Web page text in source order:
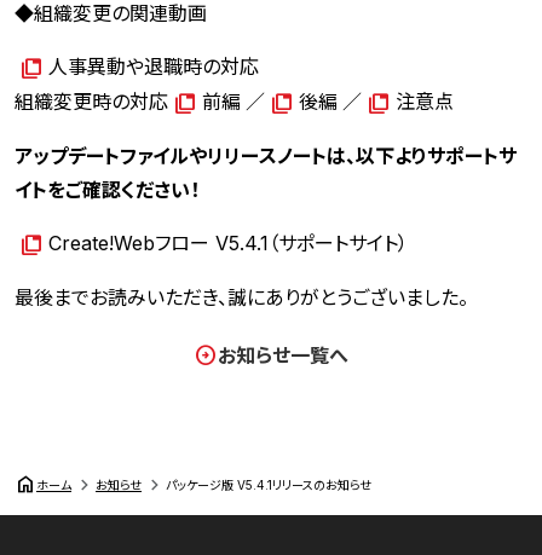
◆組織変更の関連動画
人事異動や退職時の対応
組織変更時の対応
前編 ／ 後編 ／ 注意点
アップデートファイルやリリースノートは、以下よりサポートサ
イトをご確認ください！
Create!Webフロー V5.4.1（サポートサイト）
最後までお読みいただき、誠にありがとうございました。
お知らせ一覧へ
home ホーム お知らせ パッケージ版 V5.4.1リリースのお知らせ